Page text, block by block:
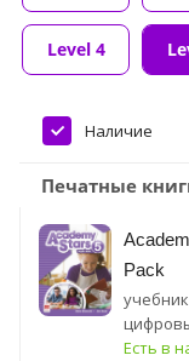
Level 4
Наличие
Печатные
Pack
Есть в